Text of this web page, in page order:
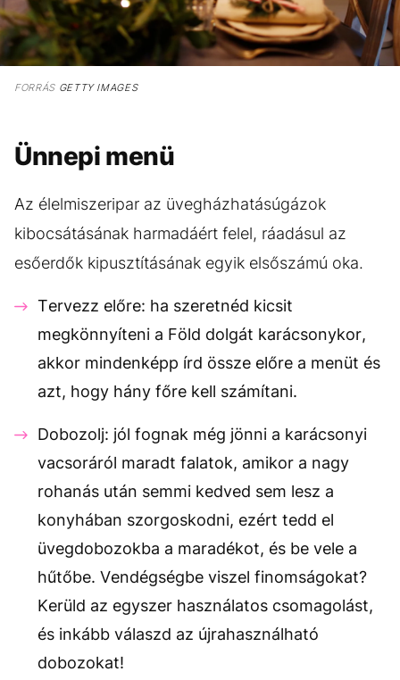
FORRÁSGETTY IMAGES
Ünnepi menü
Az élelmiszeripar az üvegházhatásúgázok
kibocsátásának harmadáért felel, ráadásul az
esőerdők kipusztításának egyik elsőszámú oka.
Tervezz előre: ha szeretnéd kicsit
megkönnyíteni a Föld dolgát karácsonykor,
akkor mindenképp írd össze előre a menüt és
azt, hogy hány főre kell számítani.
Dobozolj: jól fognak még jönni a karácsonyi
vacsoráról maradt falatok, amikor a nagy
rohanás után semmi kedved sem lesz a
konyhában szorgoskodni, ezért tedd el
üvegdobozokba a maradékot, és be vele a
hűtőbe. Vendégségbe viszel finomságokat?
Kerüld az egyszer használatos csomagolást,
és inkább válaszd az újrahasználható
dobozokat!